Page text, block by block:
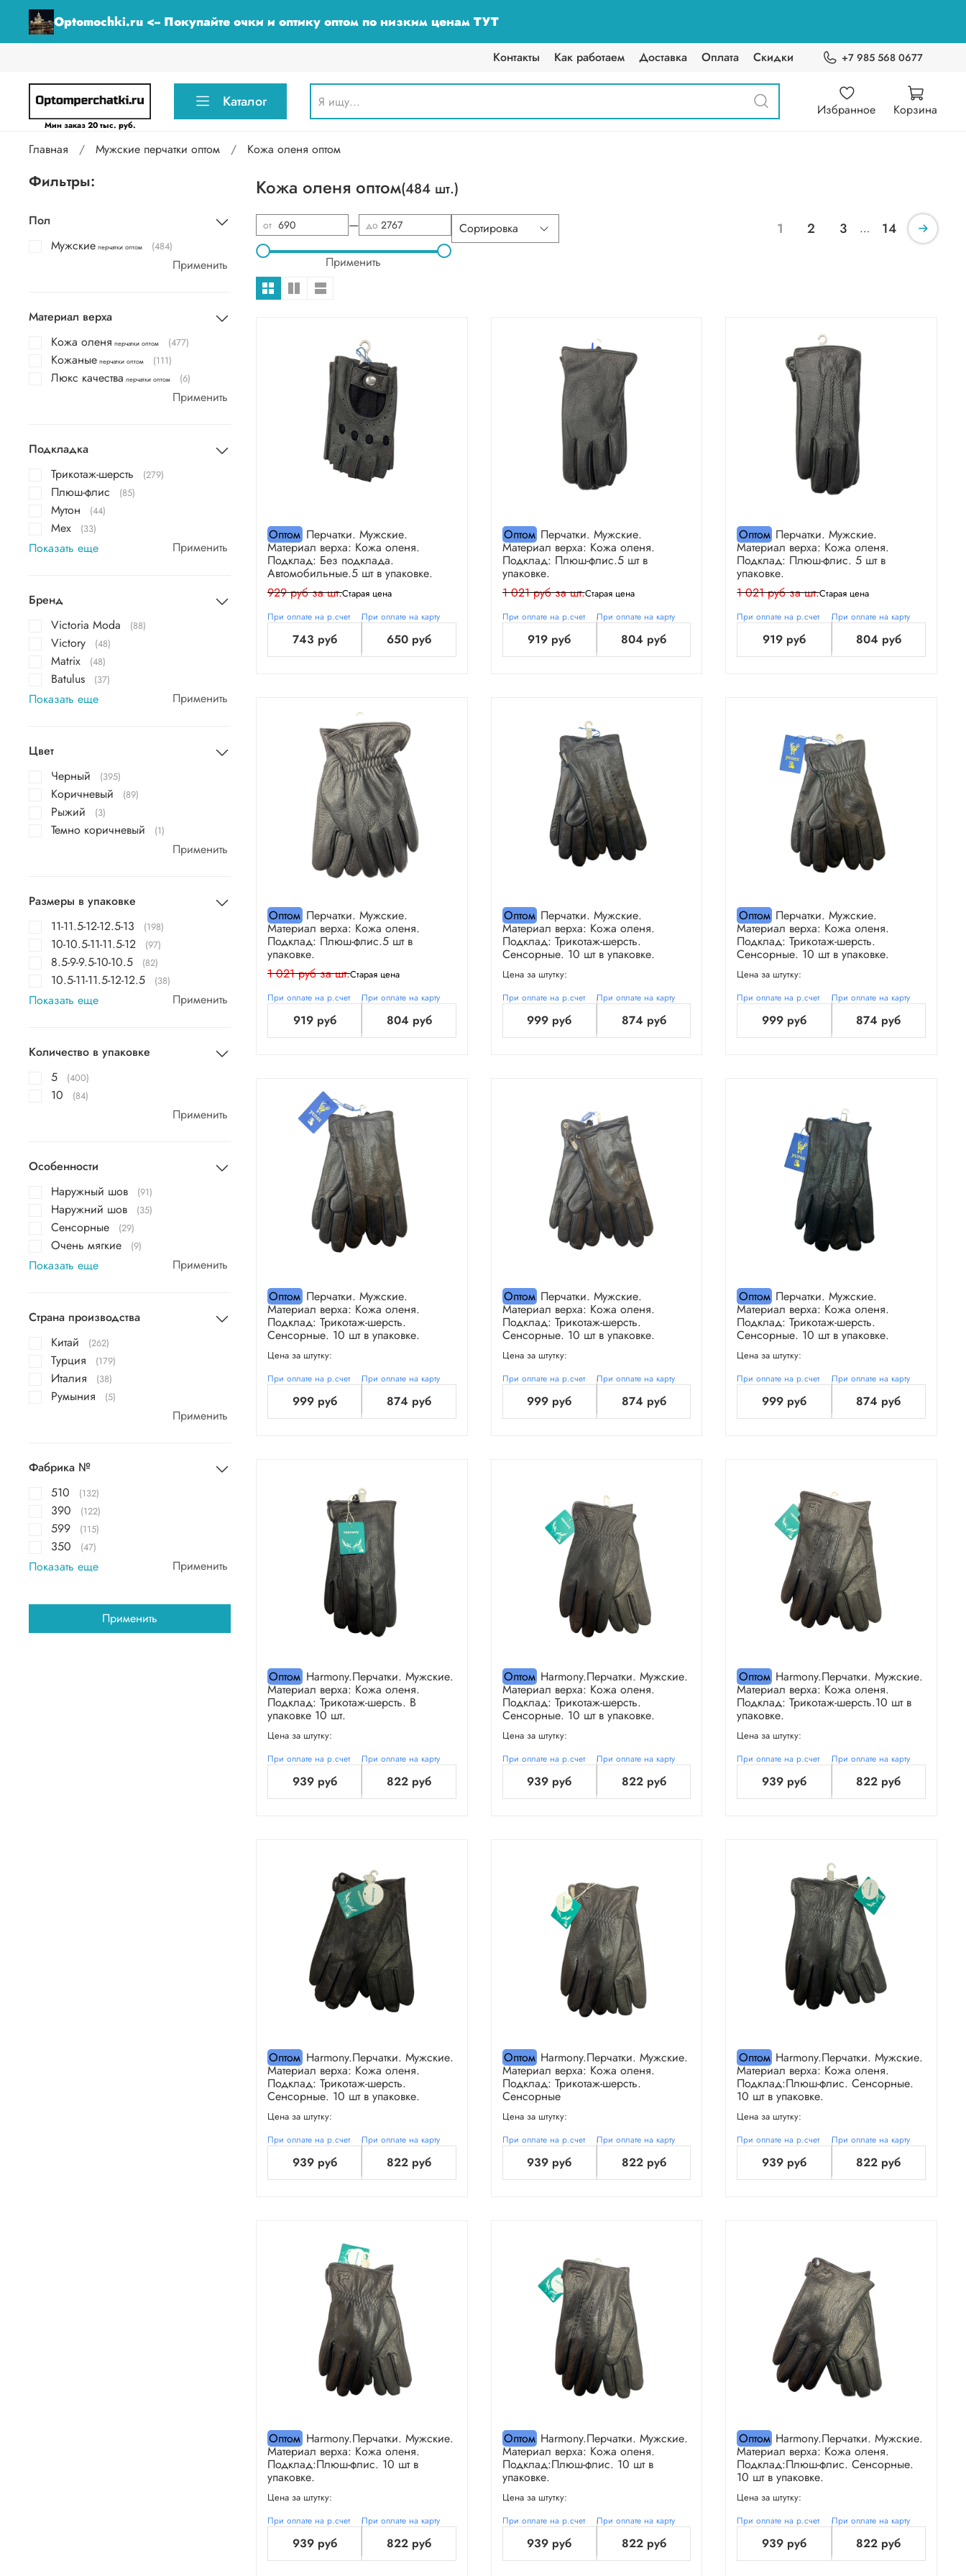
Optomochki.ru <-- Покупайте очки и оптику оптом по низким ценам ТУТ
Контакты Как работаем Доставка Оплата Скидки +7 985 568 0677
Мин заказ 20 тыс. руб.
Каталог Избранное Корзина
Главная Мужские перчатки оптом Кожа оленя оптом
Кожа оленя оптом(484 шт.)
от — до
Применить
1 2 3 … 14
ОптомПерчатки. Мужские.
Материал верха: Кожа оленя.
Подклад: Без подклада.
Автомобильные.5 шт в упаковке.
929 руб за шт.Старая цена
При оплате на р.счет
743 руб
При оплате на карту
650 руб
Оптом Перчатки. Мужские.
Материал верха: Кожа оленя.
Подклад: Плюш-флис.5 шт в
упаковке.
1 021 руб за шт.Старая цена
При оплате на р.счет
919 руб
При оплате на карту
804 руб
Оптом Перчатки. Мужские.
Материал верха: Кожа оленя.
Подклад: Плюш-флис. 5 шт в
упаковке.
1 021 руб за шт.Старая цена
При оплате на р.счет
919 руб
При оплате на карту
804 руб
ОптомПерчатки. Мужские.
Материал верха: Кожа оленя.
Подклад: Плюш-флис.5 шт в
упаковке.
1 021 руб за шт.Старая цена
При оплате на р.счет
919 руб
При оплате на карту
804 руб
Оптом Перчатки. Мужские.
Материал верха: Кожа оленя.
Подклад: Трикотаж-шерсть.
Сенсорные. 10 шт в упаковке.
Цена за штутку:
При оплате на р.счет
999 руб
При оплате на карту
874 руб
Оптом Перчатки. Мужские.
Материал верха: Кожа оленя.
Подклад: Трикотаж-шерсть.
Сенсорные. 10 шт в упаковке.
Цена за штутку:
При оплате на р.счет
999 руб
При оплате на карту
874 руб
ОптомПерчатки. Мужские.
Материал верха: Кожа оленя.
Подклад: Трикотаж-шерсть.
Сенсорные. 10 шт в упаковке.
Цена за штутку:
При оплате на р.счет
999 руб
При оплате на карту
874 руб
Оптом Перчатки. Мужские.
Материал верха: Кожа оленя.
Подклад: Трикотаж-шерсть.
Сенсорные. 10 шт в упаковке.
Цена за штутку:
При оплате на р.счет
999 руб
При оплате на карту
874 руб
Оптом Перчатки. Мужские.
Материал верха: Кожа оленя.
Подклад: Трикотаж-шерсть.
Сенсорные. 10 шт в упаковке.
Цена за штутку:
При оплате на р.счет
999 руб
При оплате на карту
874 руб
ОптомHarmony.Перчатки. Мужские.
Материал верха: Кожа оленя.
Подклад: Трикотаж-шерсть. В
упаковке 10 шт.
Цена за штутку:
При оплате на р.счет
939 руб
При оплате на карту
822 руб
Оптом Harmony.Перчатки. Мужские.
Материал верха: Кожа оленя.
Подклад: Трикотаж-шерсть.
Сенсорные. 10 шт в упаковке.
Цена за штутку:
При оплате на р.счет
939 руб
При оплате на карту
822 руб
Оптом Harmony.Перчатки. Мужские.
Материал верха: Кожа оленя.
Подклад: Трикотаж-шерсть.10 шт в
упаковке.
Цена за штутку:
При оплате на р.счет
939 руб
При оплате на карту
822 руб
ОптомHarmony.Перчатки. Мужские.
Материал верха: Кожа оленя.
Подклад: Трикотаж-шерсть.
Сенсорные. 10 шт в упаковке.
Цена за штутку:
При оплате на р.счет
939 руб
При оплате на карту
822 руб
Оптом Harmony.Перчатки. Мужские.
Материал верха: Кожа оленя.
Подклад: Трикотаж-шерсть.
Сенсорные
Цена за штутку:
При оплате на р.счет
939 руб
При оплате на карту
822 руб
Оптом Harmony.Перчатки. Мужские.
Материал верха: Кожа оленя.
Подклад:Плюш-флис. Сенсорные.
10 шт в упаковке.
Цена за штутку:
При оплате на р.счет
939 руб
При оплате на карту
822 руб
ОптомHarmony.Перчатки. Мужские.
Материал верха: Кожа оленя.
Подклад:Плюш-флис. 10 шт в
упаковке.
Цена за штутку:
При оплате на р.счет
939 руб
При оплате на карту
822 руб
Оптом Harmony.Перчатки. Мужские.
Материал верха: Кожа оленя.
Подклад:Плюш-флис. 10 шт в
упаковке.
Цена за штутку:
При оплате на р.счет
939 руб
При оплате на карту
822 руб
Оптом Harmony.Перчатки. Мужские.
Материал верха: Кожа оленя.
Подклад:Плюш-флис. Сенсорные.
10 шт в упаковке.
Цена за штутку:
При оплате на р.счет
939 руб
При оплате на карту
822 руб
Фильтры:
Пол
Мужскиеперчатки оптом (484)
Применить
Материал верха
Кожа оленя перчатки оптом (477)
Кожаныеперчатки оптом (111)
Люкс качества перчатки оптом (6)
Применить
Подкладка
Трикотаж-шерсть
(279)
Плюш-флис (85)
Мутон (44)
Мех (33)
Показать еще Применить
Бренд
Victoria Moda
(88)
Victory (48)
Matrix (48)
Batulus (37)
Показать еще Применить
Цвет
Черный
(395)
Коричневый (89)
Рыжий (3)
Темно коричневый (1)
Применить
Размеры в упаковке
11-11.5-12-12.5-13
(198)
10-10.5-11-11.5-12 (97)
8.5-9-9.5-10-10.5 (82)
10.5-11-11.5-12-12.5 (38)
Показать еще Применить
Количество в упаковке
5
(400)
10 (84)
Применить
Особенности
Наружный шов
(91)
Наружний шов (35)
Сенсорные (29)
Очень мягкие (9)
Показать еще Применить
Страна производства
Китай
(262)
Турция (179)
Италия (38)
Румыния (5)
Применить
Фабрика №
510
(132)
390 (122)
599 (115)
350 (47)
Показать еще Применить
Применить